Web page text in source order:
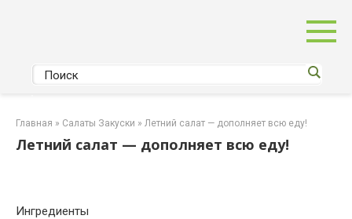
Главная » Салаты Закуски » Летний салат — дополняет всю еду!
Летний салат — дополняет всю еду!
Ингредиенты